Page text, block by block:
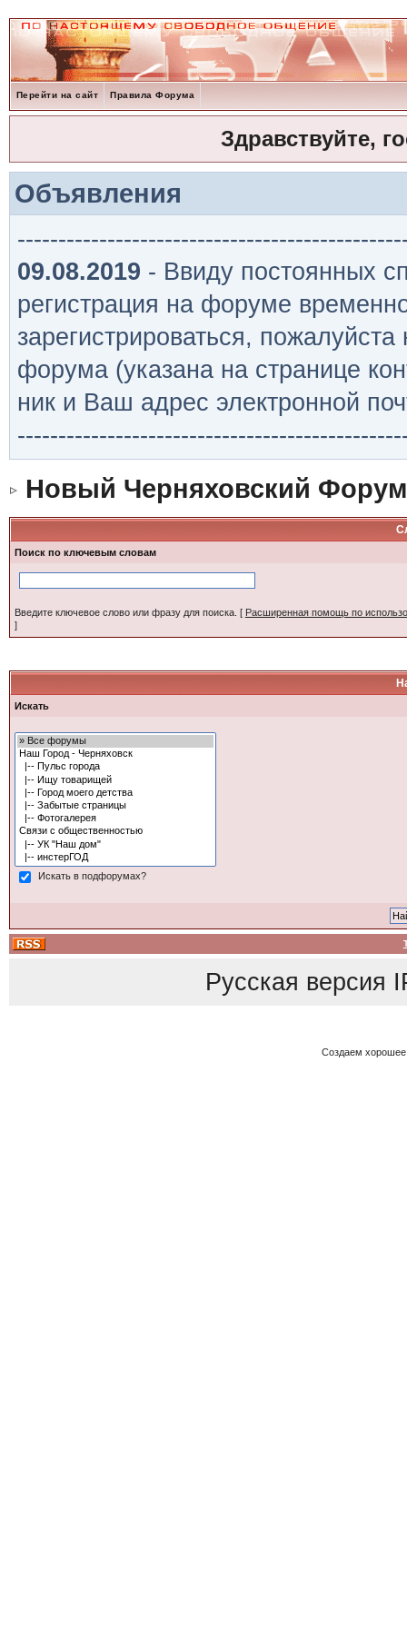
Перейти на сайт Правила Форума
Здравствуйте,
Объявления
09.08.2019 - Ввиду постоянных
регистрация на форуме
зарегистрироваться,
форума (указана на странице
ник и Ваш адрес электронной
Новый Черняховский Форум
Поиск по ключевым словам
Введите ключевое слово или фразу для поиска. [ Расширенная помощь по
]
Искать
Искать в подфорумах?
Русская версия
Создаем